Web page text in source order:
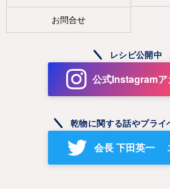
お問合せ
レシピ公開中
公式Instagramア
乾物に関する話やプライ
会長 下田英一